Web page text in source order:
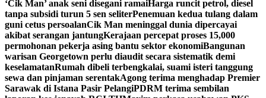
‘Cik Man’ anak seni disegani ramaiHarga runcit petrol, diesel
tanpa subsidi turun 5 sen seliterPenemuan kedua tulang dalam
guni cetus persoalanCik Man meninggal dunia dipercayai
akibat serangan jantungKerajaan percepat proses 15,000
permohonan pekerja asing bantu sektor ekonomiBangunan
warisan Georgetown perlu diaudit secara sistematik demi
keselamatanRumah dibeli terbengkalai, suami isteri tanggung
sewa dan pinjaman serentakAgong terima menghadap Premier
Sarawak di Istana Pasir PelangiPDRM terima sembilan